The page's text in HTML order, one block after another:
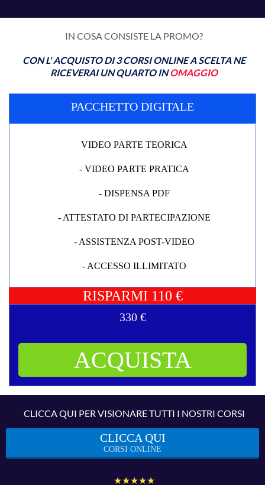
IN COSA CONSISTE LA PROMO?
CON L' ACQUISTO DI 3 CORSI ONLINE A SCELTA NE
RICEVERAI UN QUARTO INOMAGGIO
PACCHETTO DIGITALE
VIDEO PARTE TEORICA
- VIDEO PARTE PRATICA
- DISPENSA PDF
- ATTESTATO DI PARTECIPAZIONE
- ASSISTENZA POST-VIDEO
- ACCESSO ILLIMITATO
RISPARMI 110 €
330 €
ACQUISTA
CLICCA QUI PER VISIONARE TUTTI I NOSTRI CORSI
CLICCA QUI
CORSI ONLINE
★★★★★